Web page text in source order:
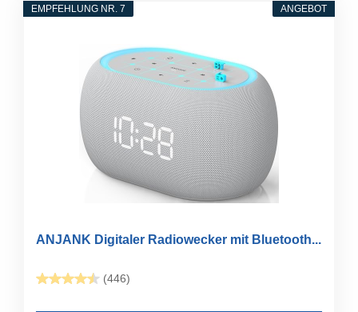
ANGEBOT
EMPFEHLUNG NR. 7
ANJANK Digitaler Radiowecker mit Bluetooth...
(446)